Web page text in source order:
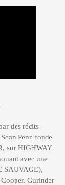
des récits
Penn fonde
sur HIGHWAY
avec une
SAUVAGE),
Gurinder